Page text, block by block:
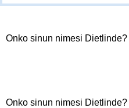
Onko sinun nimesi Dietlinde?
Onko sinun nimesi Dietlinde?